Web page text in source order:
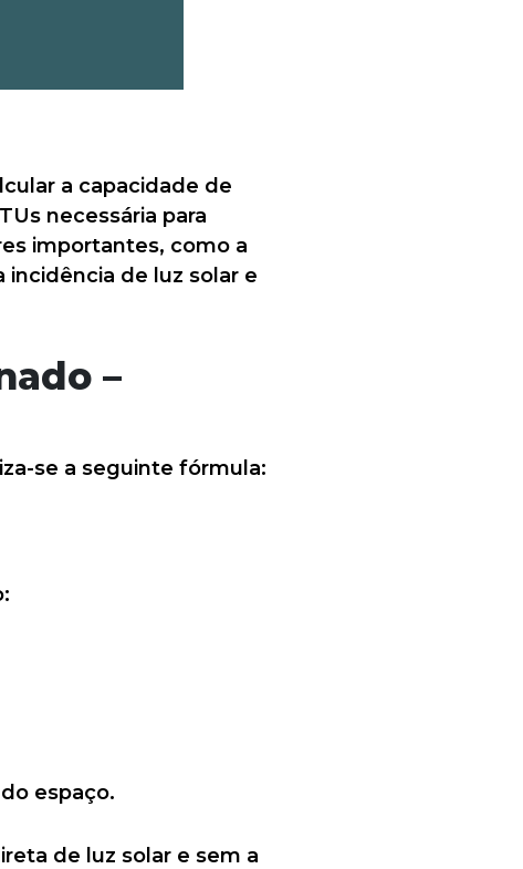
a capacidade de
necessária para
importantes, como a
de luz solar e
–
se a seguinte fórmula:
espaço.
de luz solar e sem a